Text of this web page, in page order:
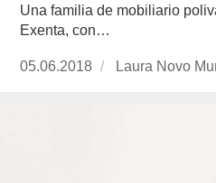
Una familia de mobiliario
Exenta, con…
Publicado
05.06.2018
https://
Laura Novo